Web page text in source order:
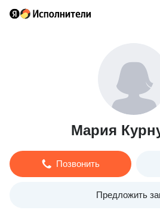
Мария
Позвонить
Предложить